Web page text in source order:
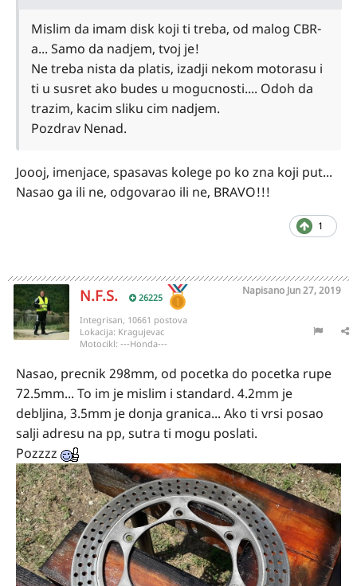
Mislim da imam disk koji ti treba, od malog CBR-
a... Samo da nadjem, tvoj je!
Ne treba nista da platis, izadji nekom motorasu i
ti u susret ako budes u mogucnosti.... Odoh da
trazim, kacim sliku cim nadjem.
Pozdrav Nenad.
Joooj, imenjace, spasavas kolege po ko zna koji put...
Nasao ga ili ne, odgovarao ili ne, BRAVO!!!
1
N.F.S. 26225
Napisano Jun 27, 2019
Integrisan, 10661 postova
Lokacija: Kragujevac
Motocikl: ---Honda---
Nasao, precnik 298mm, od pocetka do pocetka rupe
72.5mm... To im je mislim i standard. 4.2mm je
debljina, 3.5mm je donja granica... Ako ti vrsi posao
salji adresu na pp, sutra ti mogu poslati.
Pozzzz